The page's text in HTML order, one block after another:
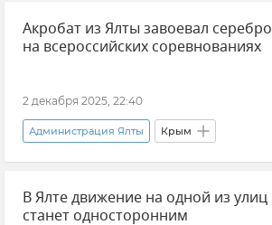
Отключение электроэнергии в Крыму
Акробат из Ялты завоевал серебро
на всероссийских соревнованиях
2 декабря 2025, 22:40
Администрация Ялты Крым
Новости Крыма Ялта Спорт
В Ялте движение на одной из улиц
станет односторонним